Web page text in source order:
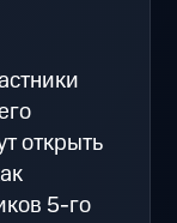
открыть
5-го